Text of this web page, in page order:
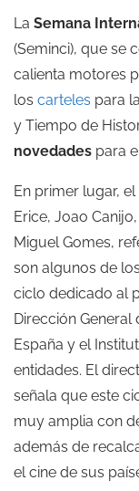
La Semana
(Seminci), que se
calienta motores
los carteles para
y Tiempo de
novedades para
En primer lugar,
Erice, Joao
Miguel Gomes,
son algunos de
ciclo dedicado al
Dirección
España y el
entidades. El
señala que este
muy amplia con
además de
el cine de sus